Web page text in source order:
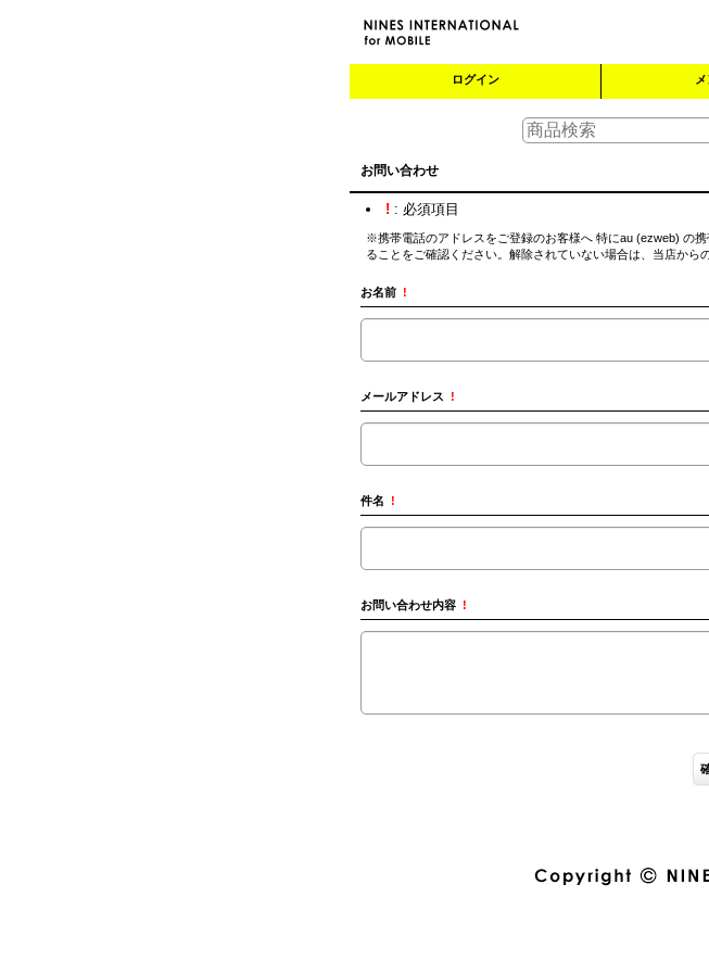
ログイン
お問い合わせ
! : 必須項目
※携帯電話のアドレスをご登録のお客様へ 特にau (ezweb) の
ることをご確認ください。解除されていない場合は、当店から
お名前 !
メールアドレス !
件名 !
お問い合わせ内容 !